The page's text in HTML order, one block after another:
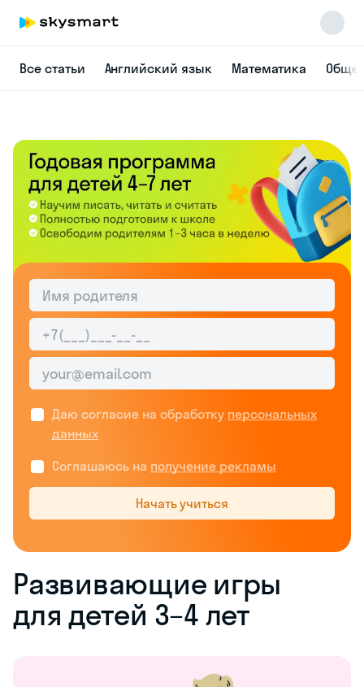
Все статьи Английский язык Математика
Даю согласие на обработку персональных
данных
Соглашаюсь на получение рекламы
Начать учиться
Развивающие игры
для детей 3–4 лет
Skysmart Chat
online